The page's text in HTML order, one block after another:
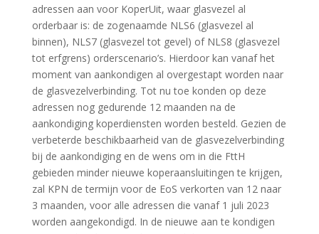
adressen aan voor KoperUit, waar glasvezel al
orderbaar is: de zogenaamde NLS6 (glasvezel al
binnen), NLS7 (glasvezel tot gevel) of NLS8 (glasvezel
tot erfgrens) orderscenario’s. Hierdoor kan vanaf het
moment van aankondigen al overgestapt worden naar
de glasvezelverbinding. Tot nu toe konden op deze
adressen nog gedurende 12 maanden na de
aankondiging koperdiensten worden besteld. Gezien de
verbeterde beschikbaarheid van de glasvezelverbinding
bij de aankondiging en de wens om in die FttH
gebieden minder nieuwe koperaansluitingen te krijgen,
zal KPN de termijn voor de EoS verkorten van 12 naar
3 maanden, voor alle adressen die vanaf 1 juli 2023
worden aangekondigd. In de nieuwe aan te kondigen